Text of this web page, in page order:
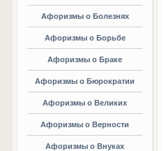
Афоризмы о Болезнях
Афоризмы о Борьбе
Афоризмы о Браке
Афоризмы о Бюрократии
Афоризмы о Великих
Афоризмы о Верности
Афоризмы о Внуках